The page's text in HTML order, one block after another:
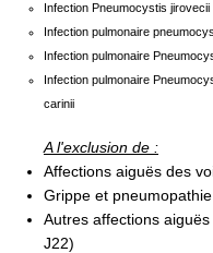
Infection Pneumocystis jirovecii
Infection pulmonaire
Infection pulmonaire
Infection pulmonaire
carinii
A l'exclusion de :
Affections aiguës des
Grippe et
Autres affections
J22)